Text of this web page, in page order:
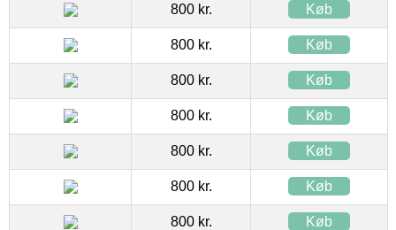
800 kr. Køb
800 kr. Køb
800 kr. Køb
800 kr. Køb
800 kr. Køb
800 kr. Køb
800 kr. Køb